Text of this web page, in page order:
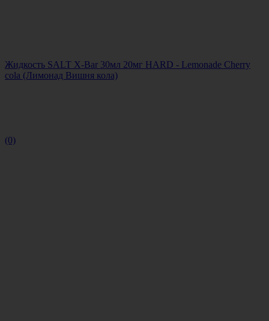
Жидкость SALT X-Bar 30мл 20мг HARD - Lemonade Cherry
cola (Лимонад Вишня кола)
(0)